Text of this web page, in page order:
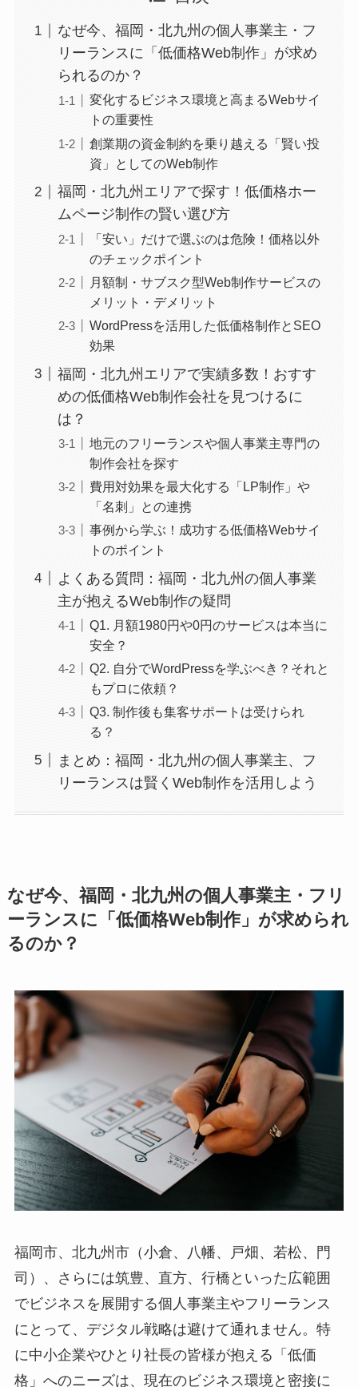
なぜ今、福岡・北九州の個人事業主・フ
リーランスに「低価格Web制作」が求め
られるのか？
変化するビジネス環境と高まるWebサイ
トの重要性
創業期の資金制約を乗り越える「賢い投
資」としてのWeb制作
福岡・北九州エリアで探す！低価格ホー
ムページ制作の賢い選び方
「安い」だけで選ぶのは危険！価格以外
のチェックポイント
月額制・サブスク型Web制作サービスの
メリット・デメリット
WordPressを活用した低価格制作とSEO
効果
福岡・北九州エリアで実績多数！おすす
めの低価格Web制作会社を見つけるに
は？
地元のフリーランスや個人事業主専門の
制作会社を探す
費用対効果を最大化する「LP制作」や
「名刺」との連携
事例から学ぶ！成功する低価格Webサイ
トのポイント
よくある質問：福岡・北九州の個人事業
主が抱えるWeb制作の疑問
Q1. 月額1980円や0円のサービスは本当に
安全？
Q2. 自分でWordPressを学ぶべき？それと
もプロに依頼？
Q3. 制作後も集客サポートは受けられ
る？
まとめ：福岡・北九州の個人事業主、フ
リーランスは賢くWeb制作を活用しよう
なぜ今、福岡・北九州の個人事業主・フリ
ーランスに「低価格Web制作」が求められ
るのか？
福岡市、北九州市（小倉、八幡、戸畑、若松、門
司）、さらには筑豊、直方、行橋といった広範囲
でビジネスを展開する個人事業主やフリーランス
にとって、デジタル戦略は避けて通れません。特
に中小企業やひとり社長の皆様が抱える「低価
格」へのニーズは、現在のビジネス環境と密接に